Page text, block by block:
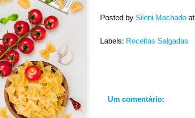
Posted by Sileni Machado at
Labels: Receitas Salgadas
Um comentário: